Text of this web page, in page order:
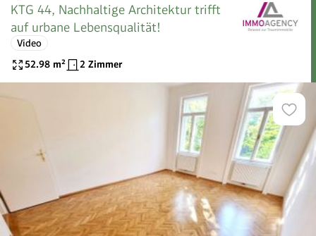
KTG 44, Nachhaltige Architektur trifft
auf urbane Lebensqualität!
Video
52.98 m² 2 Zimmer